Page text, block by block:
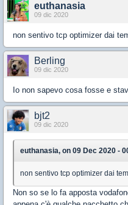
euthanasia
09 dic 2020
non sentivo tcp optimizer dai
Berling
09 dic 2020
Io non sapevo cosa fosse e
bjt2
09 dic 2020
euthanasia, on 09 Dec 2020 -
non sentivo tcp optimizer dai
Non so se lo fa apposta